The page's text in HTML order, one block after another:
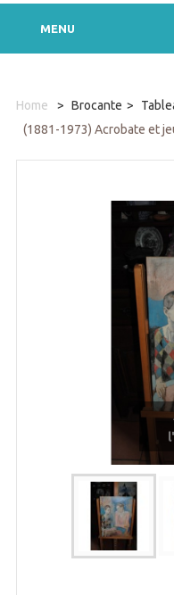
MENU
Home > Brocante >
(1881-1973) Acrobate et